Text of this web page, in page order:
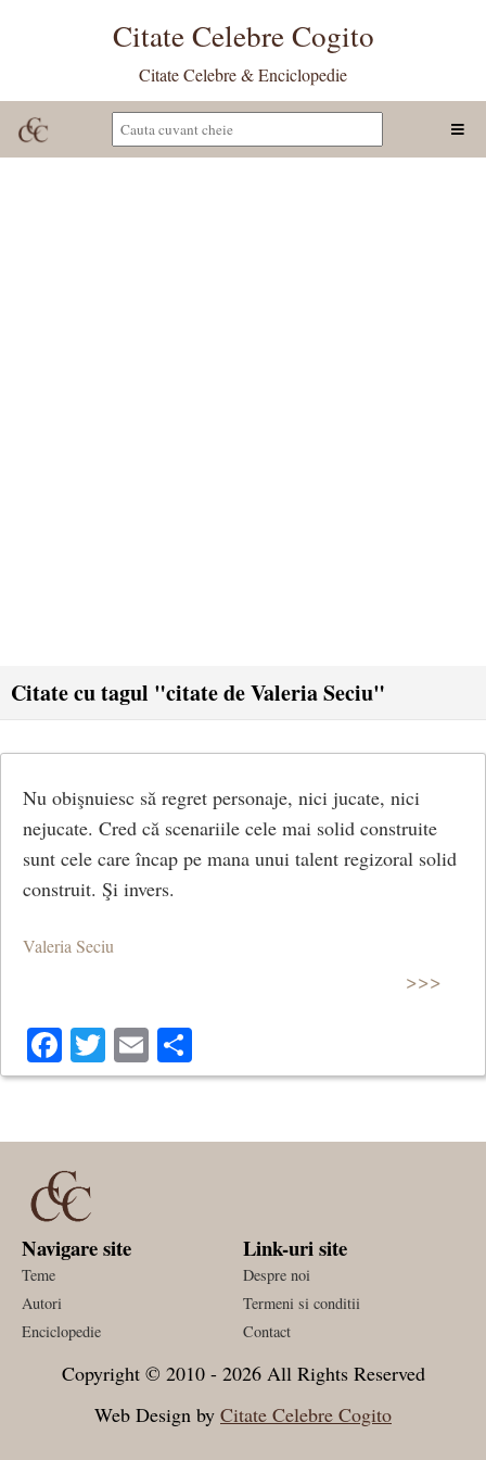
Citate Celebre Cogito
Citate Celebre & Enciclopedie
Citate cu tagul "citate de Valeria Seciu"
Nu obişnuiesc să regret personaje, nici jucate, nici
nejucate. Cred că scenariile cele mai solid construite
sunt cele care încap pe mana unui talent regizoral solid
construit. Şi invers.
Valeria Seciu
>>>
Facebook
Twitter
Email
Navigare site
Teme
Autori
Enciclopedie
Link-uri site
Despre noi
Termeni si conditii
Contact
Copyright © 2010 - 2026 All Rights Reserved
Web Design by Citate Celebre Cogito